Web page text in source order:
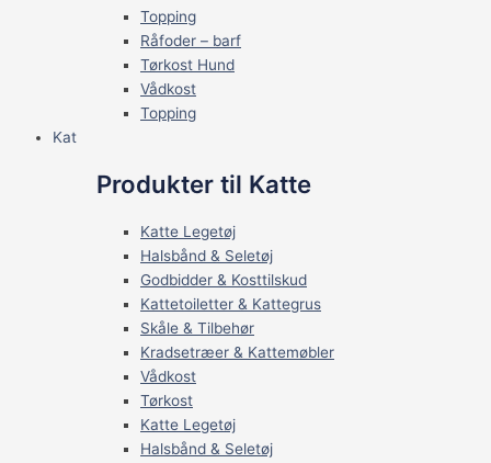
Topping
Råfoder – barf
Tørkost Hund
Vådkost
Topping
Kat
Produkter til Katte
Katte Legetøj
Halsbånd & Seletøj
Godbidder & Kosttilskud
Kattetoiletter & Kattegrus
Skåle & Tilbehør
Kradsetræer & Kattemøbler
Vådkost
Tørkost
Katte Legetøj
Halsbånd & Seletøj